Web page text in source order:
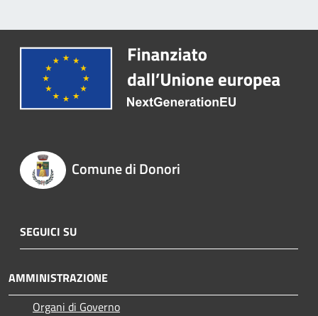
Comune di Donori
SEGUICI SU
AMMINISTRAZIONE
Organi di Governo